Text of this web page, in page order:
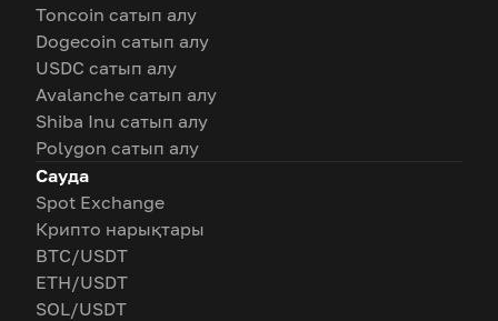
Toncoin сатып алу
Dogecoin сатып алу
USDC сатып алу
Avalanche сатып алу
Shiba Inu сатып алу
Polygon сатып алу
Сауда
Spot Exchange
Крипто нарықтары
BTC/USDT
ETH/USDT
SOL/USDT